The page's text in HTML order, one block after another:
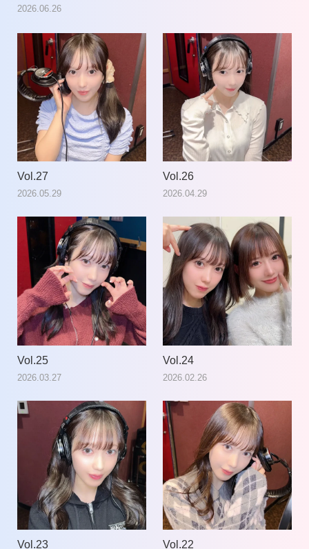
2026.06.26
Vol.27
2026.05.29
Vol.26
2026.04.29
Vol.25
2026.03.27
Vol.24
2026.02.26
Vol.23 Vol.22